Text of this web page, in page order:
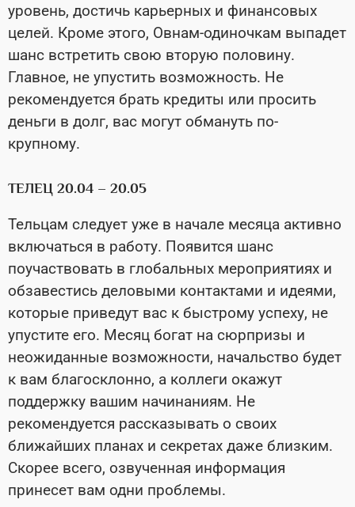
уровень, достичь карьерных и финансовых
целей. Кроме этого, Овнам-одиночкам выпадет
шанс встретить свою вторую половину.
Главное, не упустить возможность. Не
рекомендуется брать кредиты или просить
деньги в долг, вас могут обмануть по-
крупному.
ТЕЛЕЦ 20.04 – 20.05
Тельцам следует уже в начале месяца активно
включаться в работу. Появится шанс
поучаствовать в глобальных мероприятиях и
обзавестись деловыми контактами и идеями,
которые приведут вас к быстрому успеху, не
упустите его. Месяц богат на сюрпризы и
неожиданные возможности, начальство будет
к вам благосклонно, а коллеги окажут
поддержку вашим начинаниям. Не
рекомендуется рассказывать о своих
ближайших планах и секретах даже близким.
Скорее всего, озвученная информация
принесет вам одни проблемы.